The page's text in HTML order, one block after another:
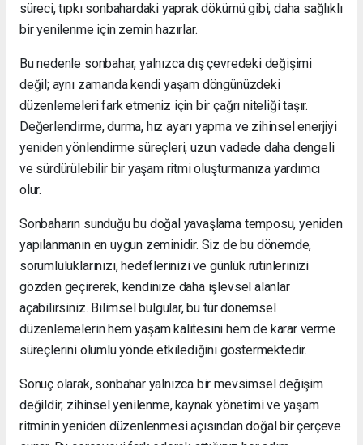
süreci, tıpkı sonbahardaki yaprak dökümü gibi, daha sağlıklı
bir yenilenme için zemin hazırlar.
Bu nedenle sonbahar, yalnızca dış çevredeki değişimi
değil; aynı zamanda kendi yaşam döngünüzdeki
düzenlemeleri fark etmeniz için bir çağrı niteliği taşır.
Değerlendirme, durma, hız ayarı yapma ve zihinsel enerjiyi
yeniden yönlendirme süreçleri, uzun vadede daha dengeli
ve sürdürülebilir bir yaşam ritmi oluşturmanıza yardımcı
olur.
Sonbaharın sunduğu bu doğal yavaşlama temposu, yeniden
yapılanmanın en uygun zeminidir. Siz de bu dönemde,
sorumluluklarınızı, hedeflerinizi ve günlük rutinlerinizi
gözden geçirerek, kendinize daha işlevsel alanlar
açabilirsiniz. Bilimsel bulgular, bu tür dönemsel
düzenlemelerin hem yaşam kalitesini hem de karar verme
süreçlerini olumlu yönde etkilediğini göstermektedir.
Sonuç olarak, sonbahar yalnızca bir mevsimsel değişim
değildir; zihinsel yenilenme, kaynak yönetimi ve yaşam
ritminin yeniden düzenlenmesi açısından doğal bir çerçeve